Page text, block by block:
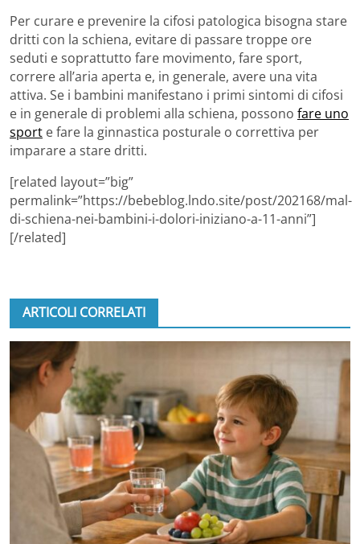
Per curare e prevenire la cifosi patologica bisogna stare
dritti con la schiena, evitare di passare troppe ore
seduti e soprattutto fare movimento, fare sport,
correre all’aria aperta e, in generale, avere una vita
attiva. Se i bambini manifestano i primi sintomi di cifosi
e in generale di problemi alla schiena, possono fare uno
sport e fare la ginnastica posturale o correttiva per
imparare a stare dritti.
[related layout=”big”
permalink=”https://bebeblog.lndo.site/post/202168/mal-
di-schiena-nei-bambini-i-dolori-iniziano-a-11-anni”]
[/related]
ARTICOLI CORRELATI